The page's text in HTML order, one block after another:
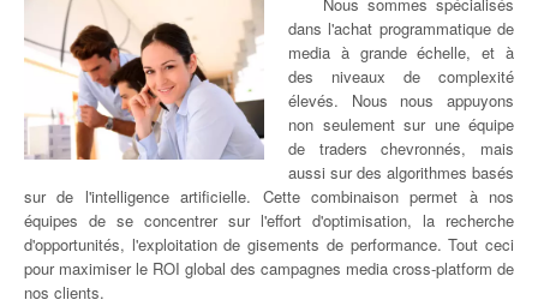
dans l'achat programmatique de
media à grande échelle, et à
des niveaux de complexité
élevés. Nous nous appuyons
non seulement sur une équipe
de traders chevronnés, mais
aussi sur des algorithmes basés
sur de l'intelligence artificielle. Cette combinaison permet à nos
équipes de se concentrer sur l'effort d'optimisation, la recherche
d'opportunités, l'exploitation de gisements de performance. Tout ceci
pour maximiser le ROI global des campagnes media cross-platform de
nos clients.